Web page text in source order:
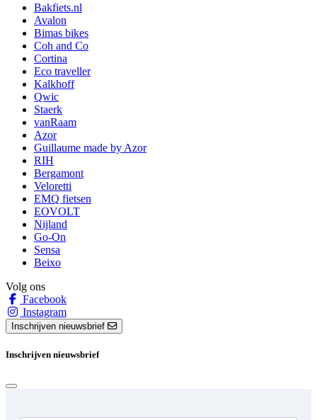
Bakfiets.nl
Avalon
Bimas bikes
Coh and Co
Cortina
Eco traveller
Kalkhoff
Qwic
Staerk
vanRaam
Azor
Guillaume made by Azor
RIH
Bergamont
Veloretti
EMQ fietsen
EOVOLT
Nijland
Go-On
Sensa
Beixo
Volg ons
Facebook
Instagram
Inschrijven nieuwsbrief
Inschrijven nieuwsbrief